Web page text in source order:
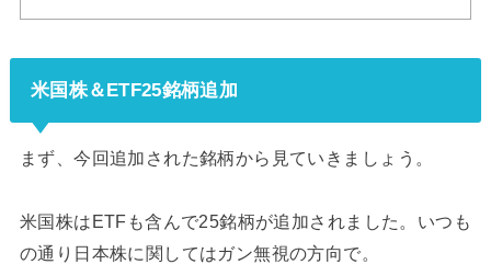
米国株＆ETF25銘柄追加
まず、今回追加された銘柄から見ていきましょう。
米国株はETFも含んで25銘柄が追加されました。いつも
の通り日本株に関してはガン無視の方向で。